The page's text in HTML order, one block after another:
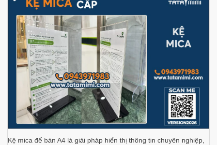
Kệ mica để bàn A4 là giải pháp hiển thị thông tin chuyên nghiệp,